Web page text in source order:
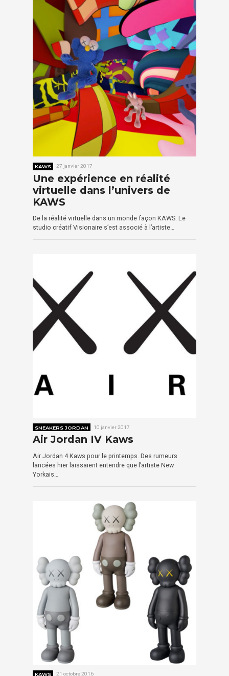
KAWS 27 janvier 2017
Une expérience en réalité
virtuelle dans l’univers de
KAWS
De la réalité virtuelle dans un monde façon KAWS. Le
studio créatif Visionaire s’est associé à l’artiste…
SNEAKERS JORDAN 10 janvier 2017
Air Jordan IV Kaws
Air Jordan 4 Kaws pour le printemps. Des rumeurs
lancées hier laissaient entendre que l’artiste New
Yorkais…
KAWS 21 octobre 2016